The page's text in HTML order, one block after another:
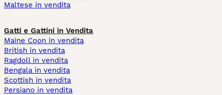
Maltese in vendita
Gatti e Gattini in Vendita
Maine Coon in vendita
British in vendita
Ragdoll in vendita
Bengala in vendita
Scottish in vendita
Persiano in vendita